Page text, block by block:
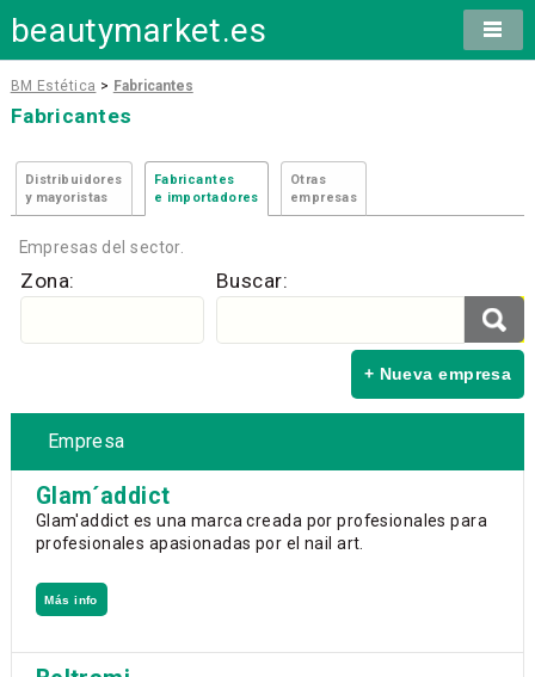
beautymarket.es
BM Estética > Fabricantes
Fabricantes
Distribuidores
y mayoristas
Fabricantes
e importadores
Otras
empresas
Empresas del sector.
Zona: Buscar:
+ Nueva empresa
Empresa
Glam´addict
Glam'addict es una marca creada por profesionales para
profesionales apasionadas por el nail art.
Más info